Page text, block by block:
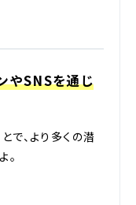
やSNSを通じ
で、より多くの潜
。